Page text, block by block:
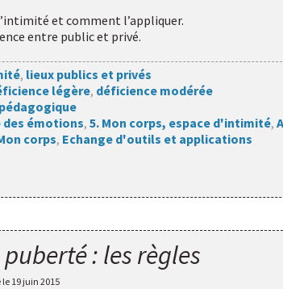
et comment l’appliquer.
entre public et privé.
, lieux publics et privés
légère, déficience modérée
des émotions, 5. Mon corps, espace d'intimité,
corps, Echange d'outils et applications
puberté : les règles
le 19 juin 2015